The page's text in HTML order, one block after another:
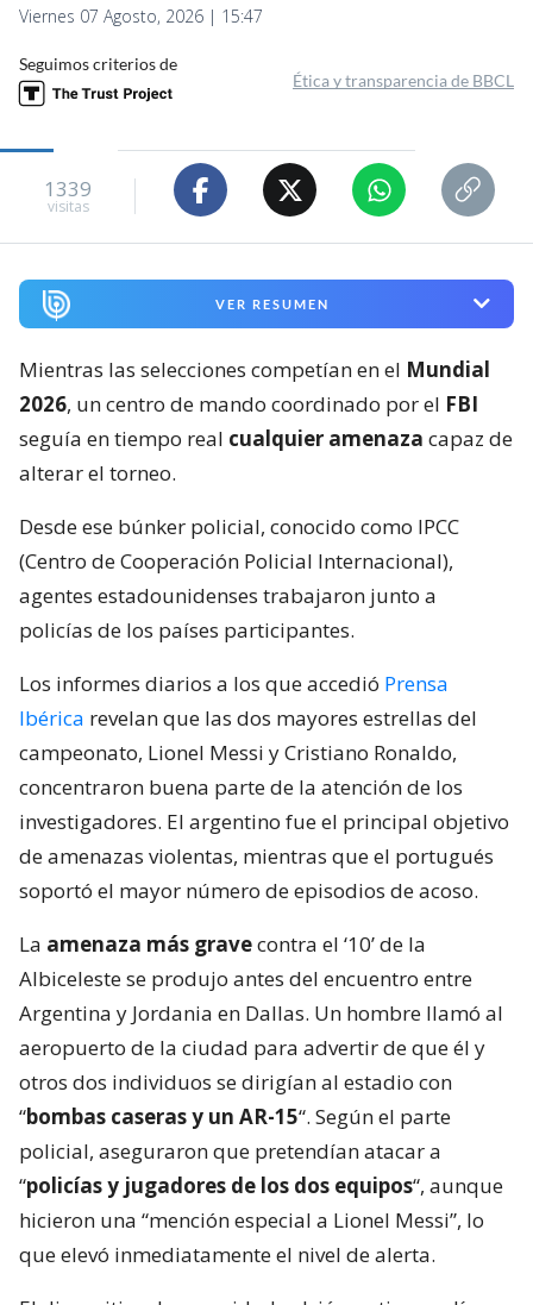
Viernes 07 Agosto, 2026 | 15:47
Seguimos criterios de
Ética y transparencia de BBCL
1339
visitas
VER RESUMEN
Mientras las selecciones competían en el Mundial
2026, un centro de mando coordinado por el FBI
seguía en tiempo real cualquier amenaza capaz de
alterar el torneo.
Desde ese búnker policial, conocido como IPCC
(Centro de Cooperación Policial Internacional),
agentes estadounidenses trabajaron junto a
policías de los países participantes.
Los informes diarios a los que accedió Prensa
Ibérica revelan que las dos mayores estrellas del
campeonato, Lionel Messi y Cristiano Ronaldo,
concentraron buena parte de la atención de los
investigadores. El argentino fue el principal objetivo
de amenazas violentas, mientras que el portugués
soportó el mayor número de episodios de acoso.
La amenaza más gravecontra el ‘10’ de la
Albiceleste se produjo antes del encuentro entre
Argentina y Jordania en Dallas. Un hombre llamó al
aeropuerto de la ciudad para advertir de que él y
otros dos individuos se dirigían al estadio con
“bombas caseras y un AR-15“. Según el parte
policial, aseguraron que pretendían atacar a
“policías y jugadores de los dos equipos“, aunque
hicieron una “mención especial a Lionel Messi”, lo
que elevó inmediatamente el nivel de alerta.